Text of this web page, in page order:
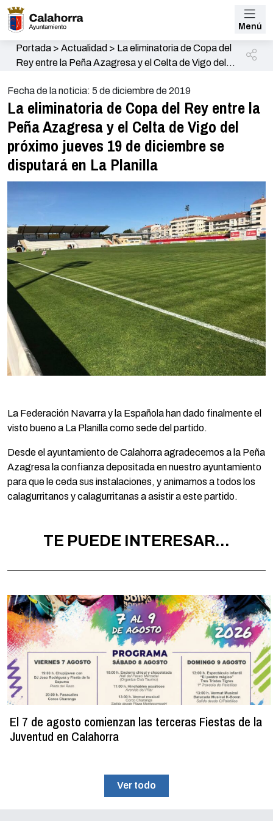
Menú
Portada> Actualidad > La eliminatoria de Copa del
Rey entre la Peña Azagresa y el Celta de Vigo del
Planilla
Fecha de la noticia: 5 de diciembre de 2019
La eliminatoria de Copa del Rey entre la
Peña Azagresa y el Celta de Vigo del
próximo jueves 19 de diciembre se
disputará en La Planilla
La Federación Navarra y la Española han dado finalmente el
visto bueno a La Planilla como sede del partido.
Desde el ayuntamiento de Calahorra agradecemos a la Peña
Azagresa la confianza depositada en nuestro ayuntamiento
para que le ceda sus instalaciones, y animamos a todos los
calagurritanos y calagurritanas a asistir a este partido.
TE PUEDE INTERESAR...
El 7 de agosto comienzan las terceras Fiestas de la
Juventud en Calahorra
Ver todo